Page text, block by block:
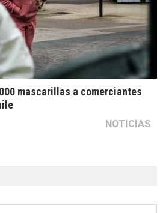
mascarillas a comerciantes
NOTICIAS